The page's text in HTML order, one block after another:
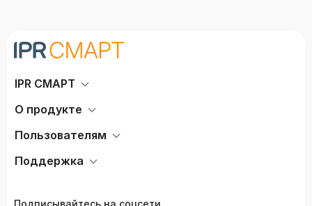
IPR СМАРТ
О продукте
Пользователям
Поддержка